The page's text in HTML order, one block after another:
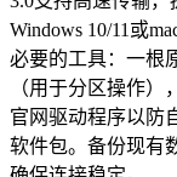
Windows 10/11或
必要的工具：一根
（用于分区操作
官网驱动程序以防
软件包。备份现有